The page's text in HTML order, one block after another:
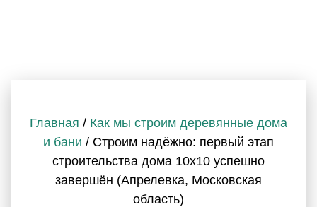
Главная / Как мы строим деревянные дома
и бани / Строим надёжно: первый этап
строительства дома 10х10 успешно
завершён (Апрелевка, Московская
область)